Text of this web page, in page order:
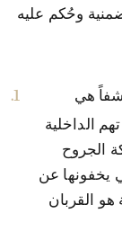
وحُكم عليه
هي
الداخلية
الجروح
يخفونها عن
القربان